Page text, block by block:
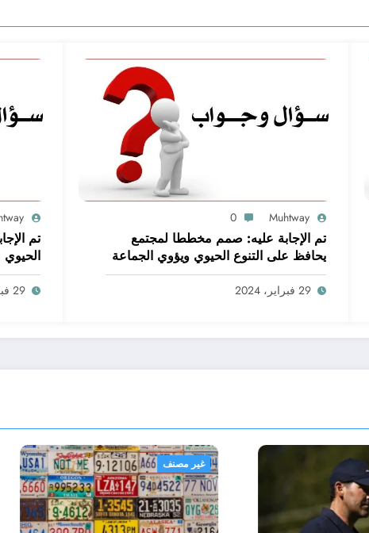
Muhtway
0
تم الإجابة عليه: صمم مخططا لمجتمع
يحافظ على التنوع الحيوي ويؤوي الجماعة
البشرية. اعمل ضمن مجموعات صغيرة
لتحقيق هذه المهمة
29 فبراير، 2024
تم
الحيوي
29 فبراير، 2024
غير مصنف مصنف